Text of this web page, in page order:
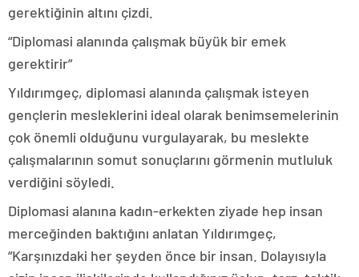
gerektiğinin altını çizdi.
“Diplomasi alanında çalışmak büyük bir emek
gerektirir”
Yıldırımgeç, diplomasi alanında çalışmak isteyen
gençlerin mesleklerini ideal olarak benimsemelerinin
çok önemli olduğunu vurgulayarak, bu meslekte
çalışmalarının somut sonuçlarını görmenin mutluluk
verdiğini söyledi.
Diplomasi alanına kadın-erkekten ziyade hep insan
merceğinden baktığını anlatan Yıldırımgeç,
“Karşınızdaki her şeyden önce bir insan. Dolayısıyla